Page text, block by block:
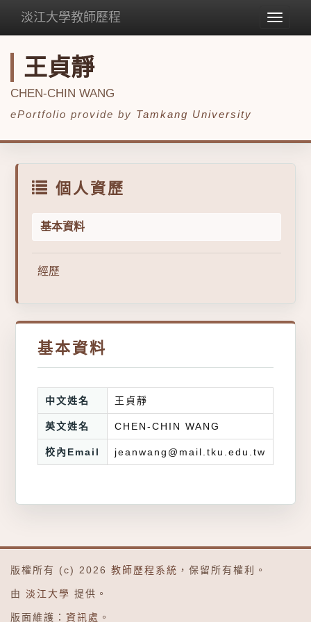
Toggle
淡江大學教師歷程
王貞靜
CHEN-CHIN WANG
ePortfolio provide by Tamkang University
個人資歷
基本資料
經歷
基本資料
中文姓名 王貞靜
英文姓名 CHEN-CHIN WANG
校內Email jeanwang@mail.tku.edu.tw
版權所有 (c) 2026 教師歷程系統 ，保留所有權利。
由 淡江大學 提供。
版面維護： 資訊處 。